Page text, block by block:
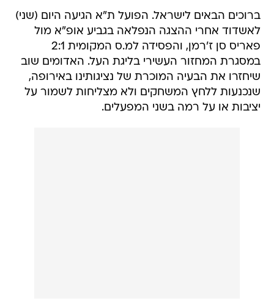
ברוכים הבאים לישראל. הפועל ת"א הגיעה היום (שני)
לאשדוד אחרי ההצגה הנפלאה בגביע אופ"א מול
פאריס סן ז'רמן, והפסידה למ.ס המקומית 2:1
במסגרת המחזור העשירי בליגת העל. האדומים שוב
שיחזרו את הבעיה המוכרת של נציגותינו באירופה,
שנכנעות ללחץ המשחקים ולא מצליחות לשמור על
יציבות או על רמה בשני המפעלים.